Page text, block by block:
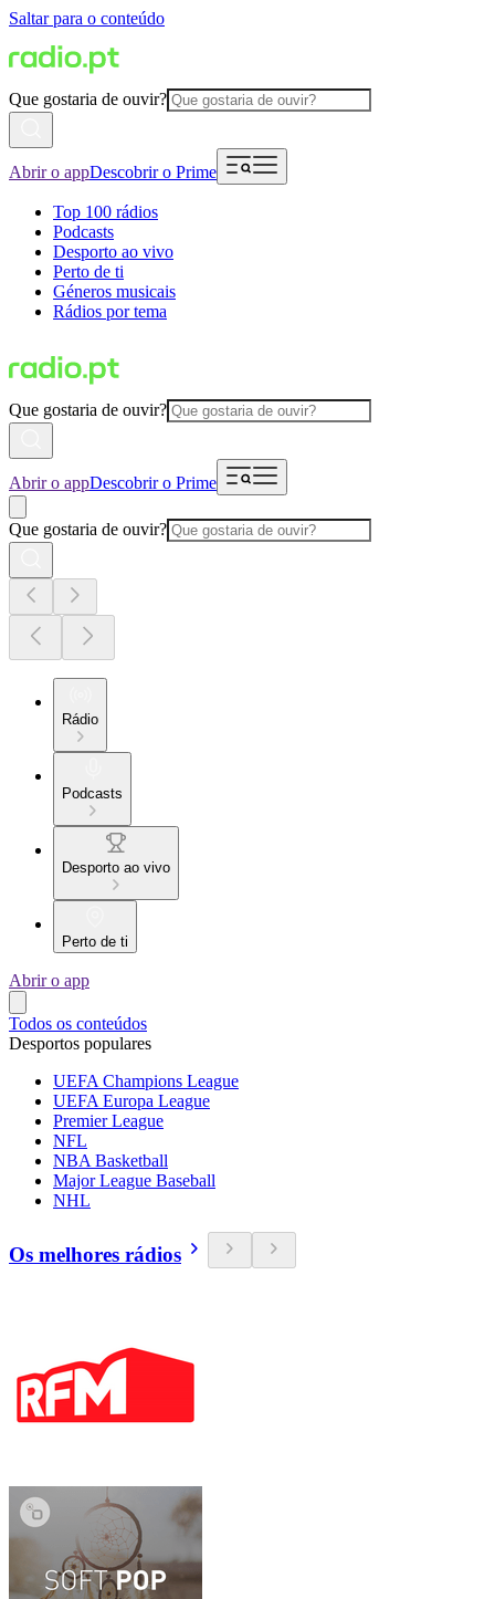
Saltar para o conteúdo
Que gostaria de ouvir?
Abrir o appDescobrir o Prime
Top 100 rádios
Podcasts
Desporto ao vivo
Perto de ti
Géneros musicais
Rádios por tema
Que gostaria de ouvir?
Abrir o appDescobrir o Prime
Que gostaria de ouvir?
Rádio
Podcasts
Desporto ao vivo
Perto de ti
Abrir o app
Todos os conteúdos
Desportos populares
UEFA Champions League
UEFA Europa League
Premier League
NFL
NBA Basketball
Major League Baseball
NHL
Os melhores rádios